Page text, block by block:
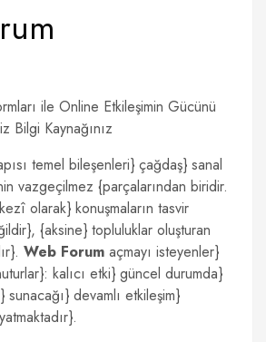
ile Online Etkileşimin Gücünü
Bilgi Kaynağınız
temel bileşenleri} çağdaş} sanal
vazgeçilmez {parçalarından biridir.
olarak} konuşmaların tasvir
{aksine} topluluklar oluşturan
Web Forum açmayı isteyenler}
kalıcı etki} güncel durumda}
sunacağı} devamlı etkileşim}